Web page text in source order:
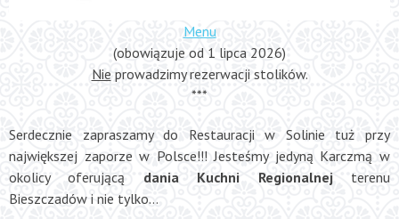
Menu
(obowiązuje od 1 lipca 2026)
Nie prowadzimy rezerwacji stolików.
***
Serdecznie zapraszamy do Restauracji w Solinie tuż przy
największej zaporze w Polsce!!! Jesteśmy jedyną Karczmą w
okolicy oferującą dania Kuchni Regionalnejterenu
Bieszczadów i nie tylko…